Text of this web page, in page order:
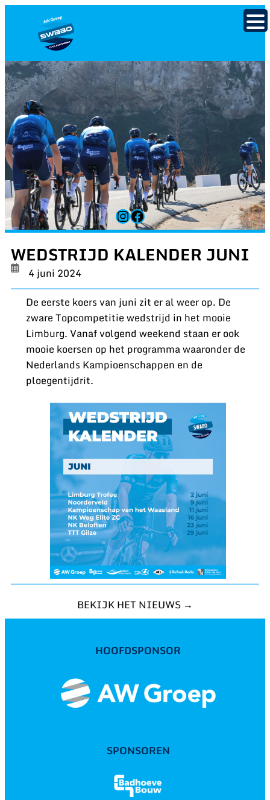
inhoud
Instagram
Facebook
WEDSTRIJD KALENDER JUNI
4 juni 2024
De eerste koers van juni zit er al weer op. De
zware Topcompetitie wedstrijd in het mooie
Limburg. Vanaf volgend weekend staan er ook
mooie koersen op het programma waaronder de
Nederlands Kampioenschappen en de
ploegentijdrit.
BEKIJK HET NIEUWS →
HOOFDSPONSOR
SPONSOREN